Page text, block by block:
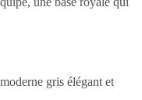
gris élégant et